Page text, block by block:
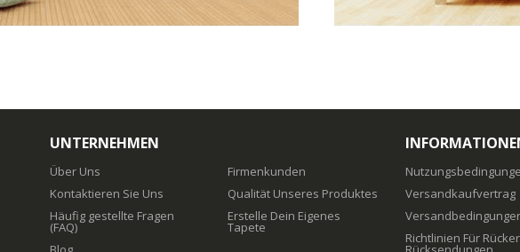
UNTERNEHMEN
Über Uns
Kontaktieren Sie Uns
Häufig gestellte Fragen
(FAQ)
Firmenkunden
Qualität Unseres Produktes
Erstelle Dein Eigenes
Tapete
Versandkaufvertrag
Richtlinien Für